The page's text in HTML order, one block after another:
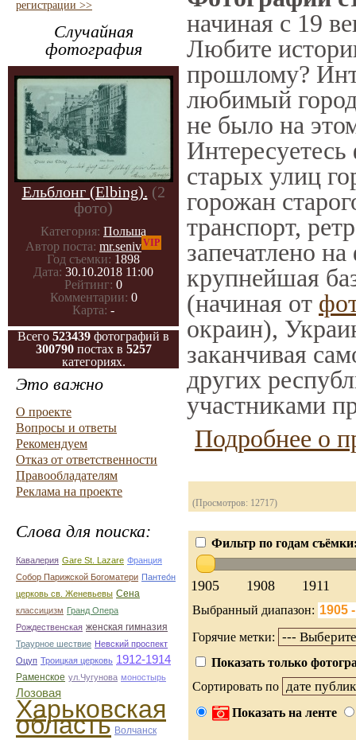
регистрации >>
Случайная
фотография
Ельблонг (Elbing). (2
фото)
Категория: Польша
Автор поста: mr.senivVIP
Год съемки: 1898
Дата: 30.10.2018 11:00
Рейтинг: 0
Комментарии: 0
Карта: -
Всего 523439 фотографий в
300790постах в 5257
категориях.
Это важно
О проекте
Вопросы и ответы
Рекомендуем
Отказ от ответственности
Правообладателям
Реклама на проекте
Слова для поиска:
Кавалерия Gare St. Lazare Франция
Собор Парижской Богоматери Пантео́н
церковь св. Женевьевы Сена
классицизм Гранд Опера
Рождественская женская гимназия
Траурное шествие Невский проспект
Оцуп Троицкая церковь 1912-1914
Раменское ул.Чугунова моностырь
Лозовая
Харьковская
область Волчанск
начиная с 19
Любите
прошлому?
любимый
не было на
Интересуетесь
старых улиц
горожан
транспорт,
запечатлено
крупнейшая
(начиная от
окраин),
заканчивая
других
участниками
Подробнее о
(Просмотров: 12717)
Фильтр по годам
1905 1908 1911
Выбранный диапазон:
Горячие метки:
Показать только
Сортировать по
Показать на ленте